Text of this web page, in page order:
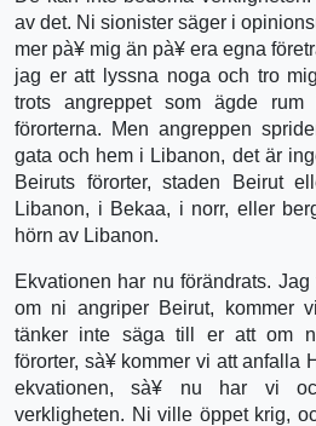
av det. Ni sionister säger i
mer pà¥ mig än pà¥ era egna
jag er att lyssna noga och tro
trots angreppet som ägde
förorterna. Men angreppen
gata och hem i Libanon, det är
Beiruts förorter, staden Beirut
Libanon, i Bekaa, i norr, eller
hörn av Libanon.
Ekvationen har nu förändrats.
om ni angriper Beirut, kommer
tänker inte säga till er att om
förorter, sà¥ kommer vi att anfalla
ekvationen, sà¥ nu har vi
verkligheten. Ni ville öppet krig,